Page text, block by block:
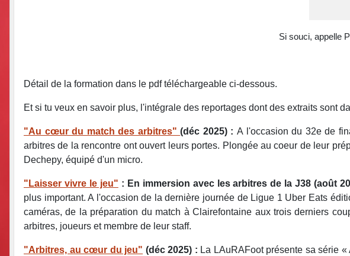
Si souci, appelle
Détail de la formation dans le pdf téléchargeable ci-dessous.
Et si tu veux en savoir plus, l'intégrale des reportages dont des extraits sont
"Au cœur du match des arbitres"(déc 2025) : A l'occasion du 32e de
arbitres de la rencontre ont ouvert leurs portes. Plongée au coeur de leur
Dechepy, équipé d'un micro.
"Laisser vivre le jeu" : En immersion avec les arbitres de la J38 (août
plus important. A l'occasion de la dernière journée de Ligue 1 Uber Eats
caméras, de la préparation du match à Clairefontaine aux trois derniers
arbitres, joueurs et membre de leur staff.
"Arbitres, au cœur du jeu" (déc 2025) : La LAuRAFoot présente sa série